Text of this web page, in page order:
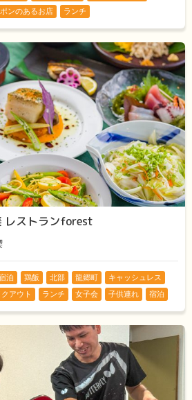
ンのあるお店
ランチ
レストランforest
泊 鶏飯 北部 龍郷町
キャッシュレス
アウト ランチ 女子会 子供連れ 宿泊